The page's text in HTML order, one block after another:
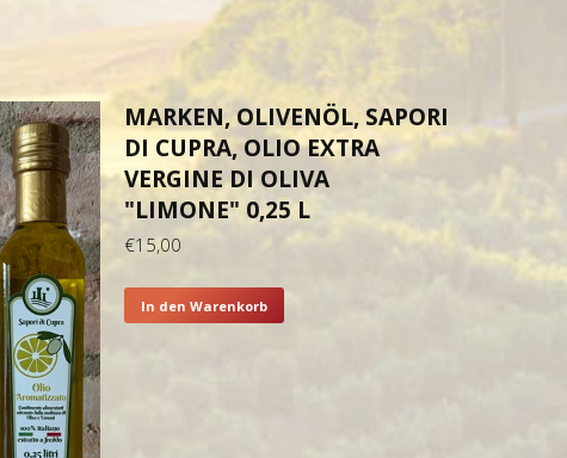
MARKEN, OLIVENÖL, SAPORI
DI CUPRA, OLIO EXTRA
VERGINE DI OLIVA
"LIMONE" 0,25 L
€15,00
In den Warenkorb